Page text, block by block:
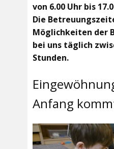
von 6.00 Uhr bis
Die
Möglichkeiten der
bei uns täglich
Stunden.
Anfang